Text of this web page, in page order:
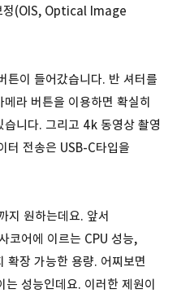
정(OIS, Optical Image
튼이 들어갔습니다. 반 셔터를
라 버튼을 이용하면 확실히
니다. 그리고 4k 동영상 촬영
터 전송은 USB-C타입을
지 원하는데요. 앞서
코어에 이르는 CPU 성능,
확장 가능한 용량. 어찌보면
성능인데요. 이러한 제원이